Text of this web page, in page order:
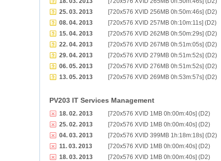
25. 03. 2013
[720x576 XVID 256MB 0h:50m:46s] (D2)
08. 04. 2013
[720x576 XVID 257MB 0h:10m:11s] (D2)
15. 04. 2013
[720x576 XVID 262MB 0h:50m:29s] (D2)
22. 04. 2013
[720x576 XVID 267MB 0h:51m:05s] (D2)
29. 04. 2013
[720x576 XVID 279MB 0h:51m:52s] (D2)
06. 05. 2013
[720x576 XVID 276MB 0h:51m:52s] (D2)
13. 05. 2013
[720x576 XVID 269MB 0h:53m:57s] (D2)
PV203 IT Services Management
18. 02. 2013
[720x576 XVID 1MB 0h:00m:40s] (D2)
25. 02. 2013
[720x576 XVID 1MB 0h:00m:40s] (D2)
04. 03. 2013
[720x576 XVID 399MB 1h:18m:18s] (D2)
11. 03. 2013
[720x576 XVID 1MB 0h:00m:40s] (D2)
18. 03. 2013
[720x576 XVID 1MB 0h:00m:40s] (D2)